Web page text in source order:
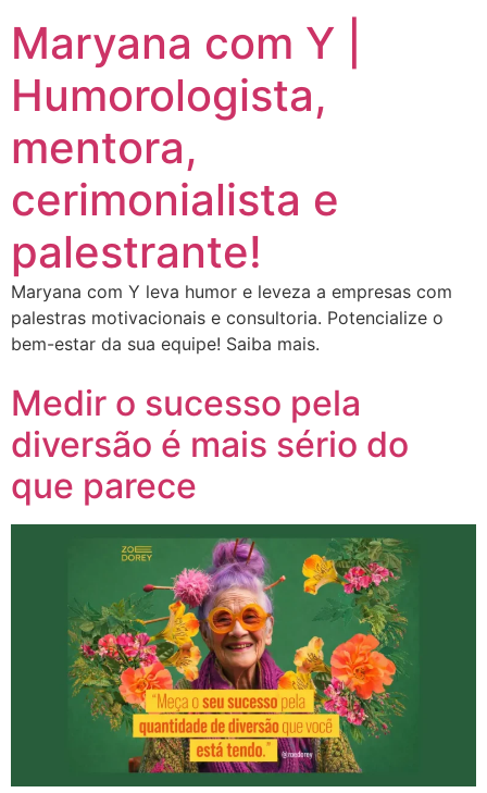
Maryana com Y |
Humorologista,
mentora,
cerimonialista e
palestrante!
Maryana com Y leva humor e leveza a empresas com
palestras motivacionais e consultoria. Potencialize o
bem-estar da sua equipe! Saiba mais.
Medir o sucesso pela
diversão é mais sério do
que parece